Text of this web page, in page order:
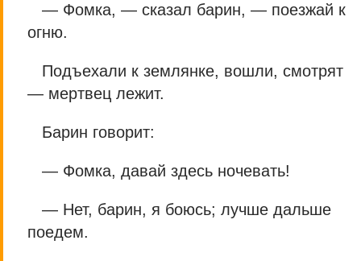
— Фомка, — сказал барин, — поезжай к
огню.
Подъехали к землянке, вошли, смотрят
— мертвец лежит.
Барин говорит:
— Фомка, давай здесь ночевать!
— Нет, барин, я боюсь; лучше дальше
поедем.